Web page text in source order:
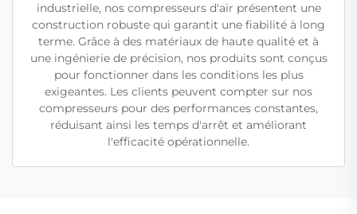
industrielle, nos compresseurs d'air présentent une
construction robuste qui garantit une fiabilité à long
terme. Grâce à des matériaux de haute qualité et à
une ingénierie de précision, nos produits sont conçus
pour fonctionner dans les conditions les plus
exigeantes. Les clients peuvent compter sur nos
compresseurs pour des performances constantes,
réduisant ainsi les temps d'arrêt et améliorant
l'efficacité opérationnelle.